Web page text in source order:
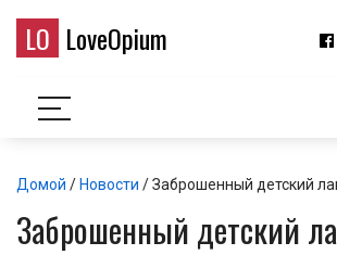
LO LoveOpium
Домой / Новости / Заброшенный детский
Заброшенный детский